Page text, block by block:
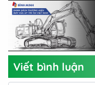
Viết bình luận